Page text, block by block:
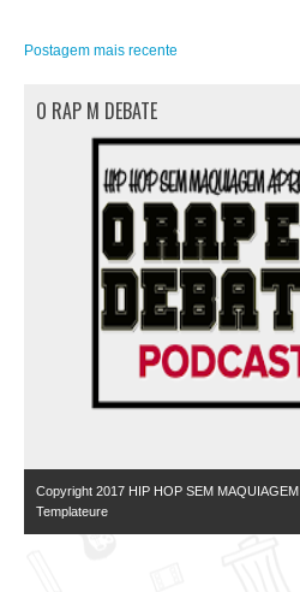
Postagem mais recente
O RAP M DEBATE
Copyright 2017 HIP HOP SEM MAQUIAGEM
Templateure